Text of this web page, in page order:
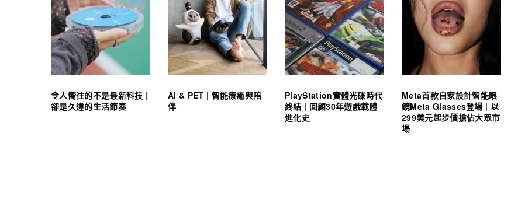
令人嚮往的不是最新科技 |
卻是久違的生活節奏
AI & PET | 智能療癒與陪
伴
PlayStation實體光碟時代
終結 | 回顧30年遊戲載體
進化史
Meta首款自家設計智能眼
鏡Meta Glasses登場 | 以
299美元起步價搶佔大眾市
場